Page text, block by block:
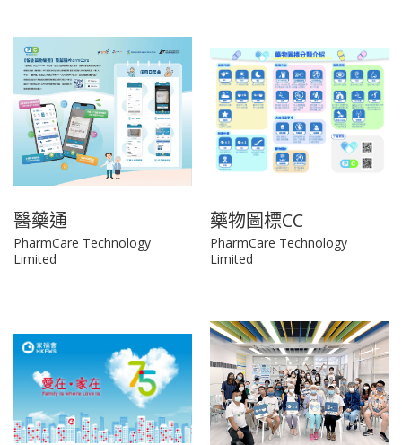
醫藥通
PharmCare Technology
Limited
藥物圖標CC
PharmCare Technology
Limited